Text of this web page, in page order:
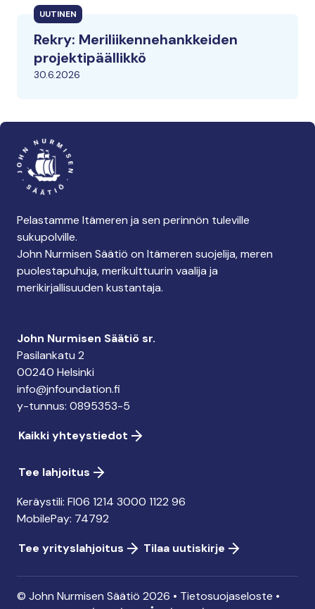
UUTINEN
Rekry: Meriliikennehankkeiden
projektipäällikkö
30.6.2026
Pelastamme Itämeren ja sen perinnön tuleville
sukupolville.
John Nurmisen Säätiö on Itämeren suojelija, meren
puolestapuhuja, merikulttuurin vaalija ja
merikirjallisuuden kustantaja.
John Nurmisen Säätiö sr.
Pasilankatu 2
00240 Helsinki
info@jnfoundation.fi
y-tunnus: 0895353-5
Kaikki yhteystiedot
Tee lahjoitus
Keräystili: FI06 1214 3000 1122 96
MobilePay: 74792
Tee yrityslahjoitus
Tilaa uutiskirje
© John Nurmisen Säätiö 2026 • Tietosuojaseloste •